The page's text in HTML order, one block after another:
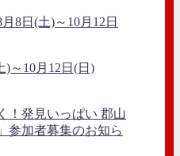
～10月12日(日)